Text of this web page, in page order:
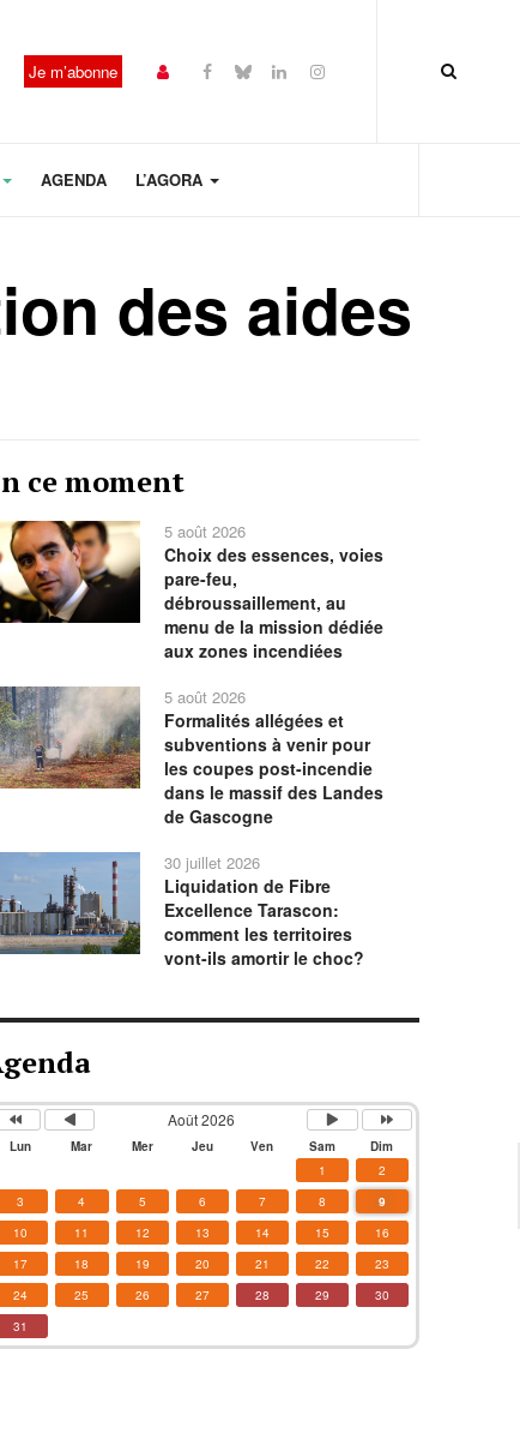
Je m’abonne
AGENDA L’AGORA
des aides
ce moment
5 août 2026
Choix des essences, voies
pare-feu,
débroussaillement, au
menu de la mission dédiée
aux zones incendiées
5 août 2026
Formalités allégées et
subventions à venir pour
les coupes post-incendie
dans le massif des Landes
de Gascogne
30 juillet 2026
Liquidation de Fibre
Excellence Tarascon:
comment les territoires
vont-ils amortir le choc?
précédenteprécédent
Août 2026
Lun Mar Mer Jeu Ven Sam
Dim
1
2
3
4 5 6 7 8
9
10
11 12 13 14 15
16
17
18 19 20 21 22
23
24
25 26 27 28 29
30
31